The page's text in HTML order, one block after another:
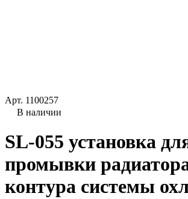
Арт. 1100257
В наличии
SL-055 установка
промывки
контура системы